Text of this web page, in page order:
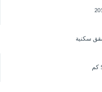
سكنية